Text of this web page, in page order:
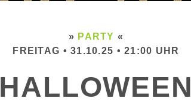
» PARTY «
FREITAG • 31.10.25 • 21:00 UHR
HALLOWEEN